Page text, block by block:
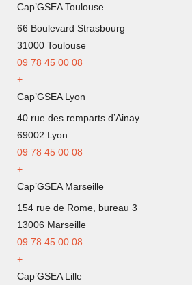
Cap’GSEA Toulouse
66 Boulevard Strasbourg
31000 Toulouse
09 78 45 00 08
+
Cap’GSEA Lyon
40 rue des remparts d’Ainay
69002 Lyon
09 78 45 00 08
+
Cap’GSEA Marseille
154 rue de Rome, bureau 3
13006 Marseille
09 78 45 00 08
+
Cap’GSEA Lille